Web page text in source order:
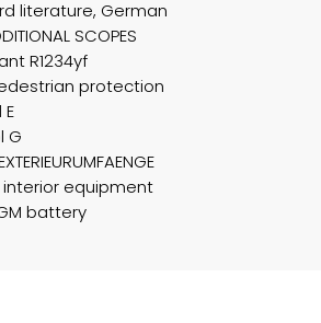
literature, German
SCOPES
R1234yf
protection
G
interior equipment
battery